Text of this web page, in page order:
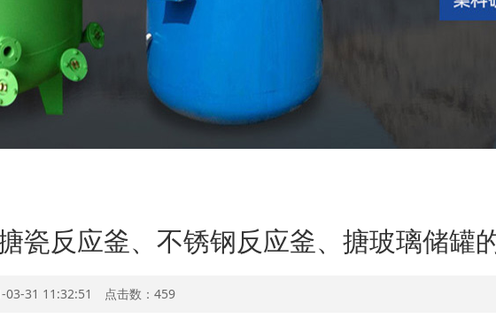
瓷反应釜、不锈钢反应釜、搪玻璃储罐
31 11:32:51 点击数： 459